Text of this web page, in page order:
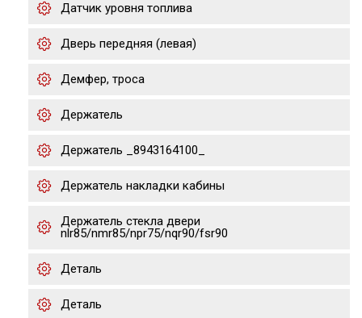
Датчик уровня топлива
Дверь передняя (левая)
Демфер, троса
Держатель
Держатель _8943164100_
Держатель накладки кабины
Держатель стекла двери
nlr85/nmr85/npr75/nqr90/fsr90
Деталь
Деталь